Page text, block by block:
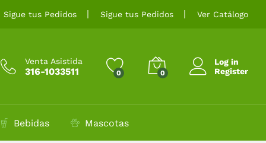
Sigue tus Pedidos Sigue tus Pedidos Ver Catálogo
Venta Asistida
316-1033511 0 0
Log in
Register
Bebidas Mascotas